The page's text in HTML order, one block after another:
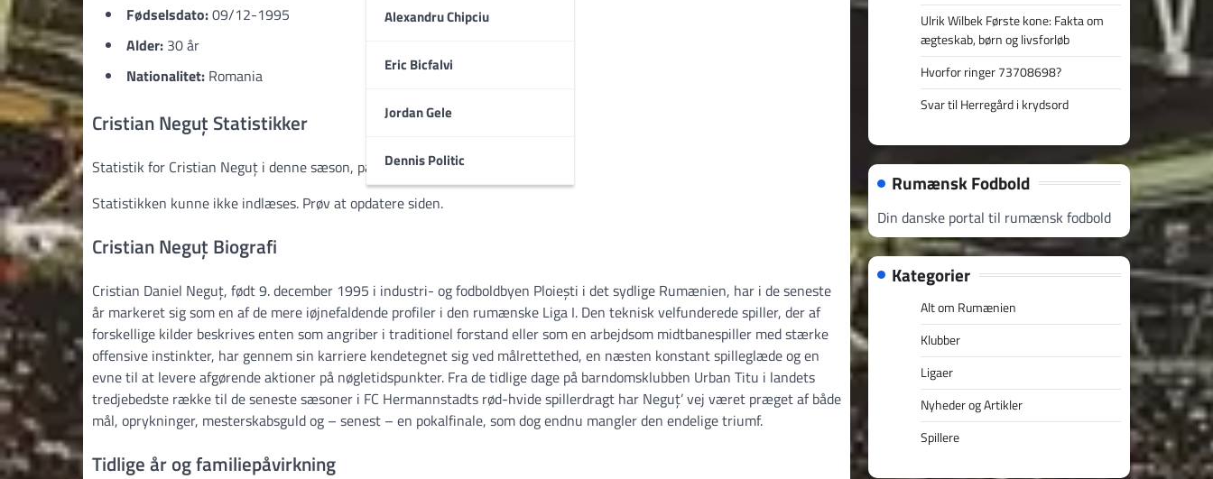
Alexandru Chipciu
Eric Bicfalvi
Jordan Gele
Dennis Politic
Fødselsdato:09/12-1995
Alder: 30 år
Nationalitet: Romania
Cristian Neguț Statistikker
Statistik for Cristian Neguț i denne sæson, på tværs af alle turneringer:
Statistikken kunne ikke indlæses. Prøv at opdatere siden.
Cristian Neguț Biografi
Cristian Daniel Neguț, født 9. december 1995 i industri- og fodboldbyen Ploiești i det sydlige Rumænien, har i de seneste
år markeret sig som en af de mere iøjnefaldende profiler i den rumænske Liga I. Den teknisk velfunderede spiller, der af
forskellige kilder beskrives enten som angriber i traditionel forstand eller som en arbejdsom midtbanespiller med stærke
offensive instinkter, har gennem sin karriere kendetegnet sig ved målrettethed, en næsten konstant spilleglæde og en
evne til at levere afgørende aktioner på nøgletidspunkter. Fra de tidlige dage på barndomsklubben Urban Titu i landets
tredjebedste række til de seneste sæsoner i FC Hermannstadts rød-hvide spillerdragt har Neguț’ vej været præget af både
mål, oprykninger, mesterskabsguld og – senest – en pokalfinale, som dog endnu mangler den endelige triumf.
Tidlige år og familiepåvirkning
Ulrik Wilbek Første kone: Fakta om
ægteskab, børn og livsforløb
Hvorfor ringer 73708698?
Svar til Herregård i krydsord
Rumænsk Fodbold
Din danske portal til rumænsk fodbold
Kategorier
Alt om Rumænien
Klubber
Ligaer
Nyheder og Artikler
Spillere